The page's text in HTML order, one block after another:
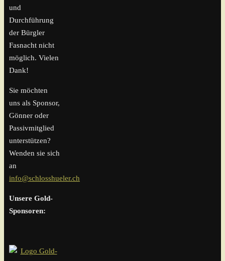
und
Durchführung
der Bürgler
Fasnacht nicht
möglich. Vielen
Dank!
Sie möchten
uns als Sponsor,
Gönner oder
Passivmitglied
unterstützen?
Wenden sie sich
an
info@schlosshueler.ch
Unsere Gold-
Sponsoren: